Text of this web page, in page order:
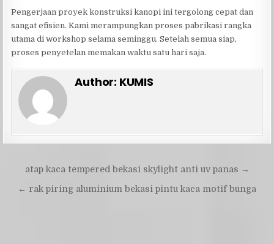
Pengerjaan proyek konstruksi kanopi ini tergolong cepat dan
sangat efisien. Kami merampungkan proses pabrikasi rangka
utama di workshop selama seminggu. Setelah semua siap,
proses penyetelan memakan waktu satu hari saja.
Author: KUMIS
Navigasi
pos
atap kaca tempered bekasi skylight anti uv panas →
← rak piring aluminium bekasi pintu kaca motif bunga